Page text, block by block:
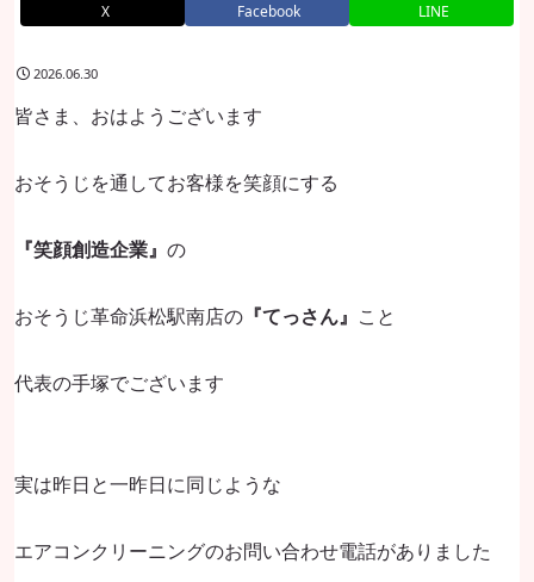
X Facebook LINE
2026.06.30
皆さま、おはようございます
おそうじを通してお客様を笑顔にする
『笑顔創造企業』 の
おそうじ革命浜松駅南店の 『てっさん』 こと
代表の手塚でございます
実は昨日と一昨日に同じような
エアコンクリーニングのお問い合わせ電話がありました